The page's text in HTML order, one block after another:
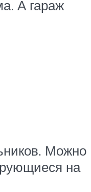
А гараж
Можно
на